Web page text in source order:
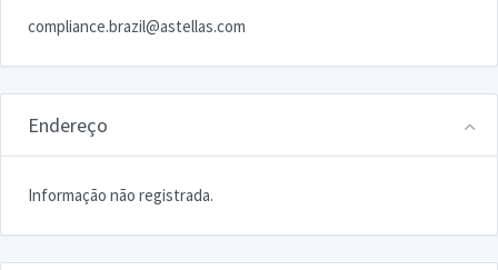
compliance.brazil@astellas.com
Endereço
Informação não registrada.